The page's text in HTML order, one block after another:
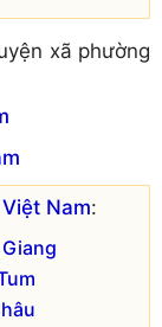
xã phường
Nam: